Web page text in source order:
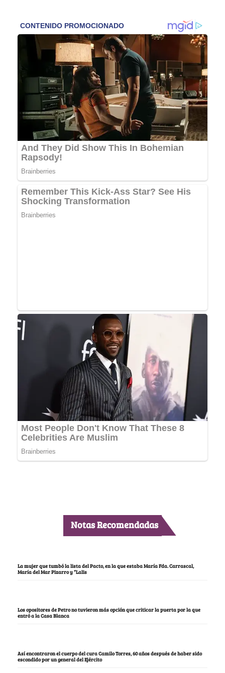
Notas Recomendadas
La mujer que tumbó la lista del Pacto, en la que estaba María Fda. Carrascal,
María del Mar Pizarro y “Lalis
Los opositores de Petro no tuvieron más opción que criticar la puerta por la que
entró a la Casa Blanca
Así encontraron el cuerpo del cura Camilo Torres, 60 años después de haber sido
escondido por un general del Ejército